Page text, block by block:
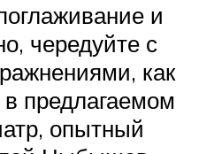
и
чередуйте с
как
предлагаемом
опытный